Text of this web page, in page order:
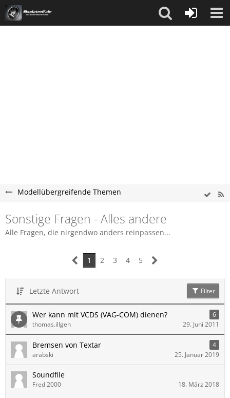
Modellübergreifende Themen
Sonstige Fragen - Alles andere
Alle Fragen, die nirgendwo anders reinpassen...
1 2 3 4 5
Letzte Antwort Filter
Wer kann mit VCDS (VAG-COM) dienen?
6
thomas.illgen
29. Juni 2011
Bremsen von Textar
4
arabski
25. Januar 2019
Soundfile
Fred 2000 18. März 2018